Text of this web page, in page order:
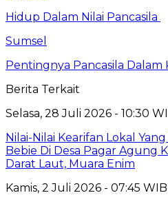
Hidup Dalam Nilai Pancasila
Sumsel
Pentingnya Pancasila Dalam
Berita Terkait
Selasa, 28 Juli 2026 - 10:30
Nilai-Nilai Kearifan Lokal
Bebie Di Desa Pagar Agung
Darat Laut, Muara Enim
Kamis, 2 Juli 2026 - 07:45 WIB